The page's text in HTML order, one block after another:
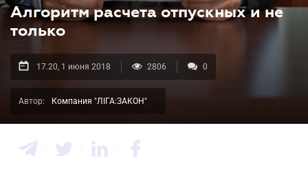
Алгоритм расчета отпускных и не
только
17.20, 1 июня 2018 2806 0
Автор: Компания "ЛІГА:ЗАКОН"